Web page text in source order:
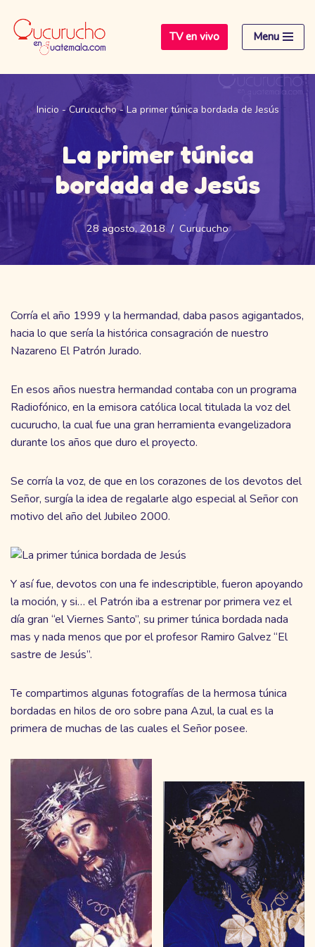
Saltar
contenido
TV en vivo Menu
Inicio -Curucucho-La primer túnica bordada de Jesús
La primer túnica
bordada de Jesús
28 agosto, 2018 Curucucho
Corría el año 1999 y la hermandad, daba pasos agigantados,
hacia lo que sería la histórica consagración de nuestro
Nazareno El Patrón Jurado.
En esos años nuestra hermandad contaba con un programa
Radiofónico, en la emisora católica local titulada la voz del
cucurucho, la cual fue una gran herramienta evangelizadora
durante los años que duro el proyecto.
Se corría la voz, de que en los corazones de los devotos del
Señor, surgía la idea de regalarle algo especial al Señor con
motivo del año del Jubileo 2000.
Y así fue, devotos con una fe indescriptible, fueron apoyando
la moción, y si… el Patrón iba a estrenar por primera vez el
día gran “el Viernes Santo”, su primer túnica bordada nada
mas y nada menos que por el profesor Ramiro Galvez “El
sastre de Jesús”.
Te compartimos algunas fotografías de la hermosa túnica
bordadas en hilos de oro sobre pana Azul, la cual es la
primera de muchas de las cuales el Señor posee.